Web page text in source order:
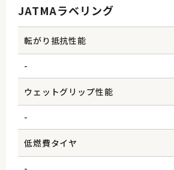
JATMAラベリング
転がり抵抗性能
-
ウェットグリップ性能
-
低燃費タイヤ